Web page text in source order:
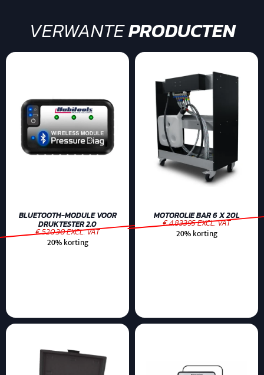
VERWANTEPRODUCTEN
BLUETOOTH-MODULE VOOR
DRUKTESTER 2.0
€ 520.30 EXCL. VAT
20% korting
MOTOROLIE BAR 6 X 20L
€ 4.83395 EXCL. VAT
20% korting